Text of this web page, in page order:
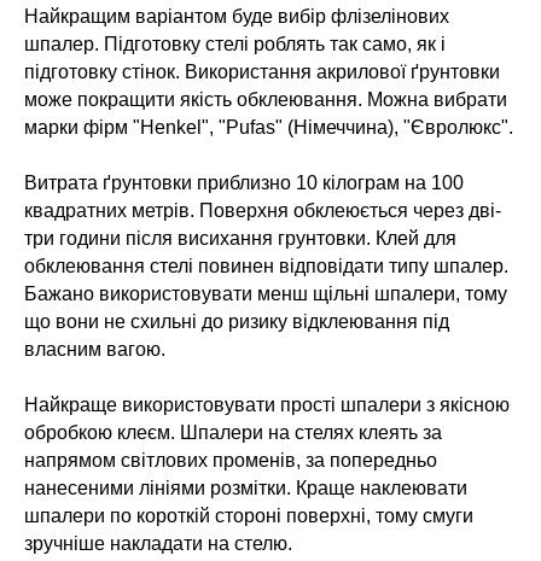
Найкращим варіантом буде вибір флізелінових
шпалер. Підготовку стелі роблять так само, як і
підготовку стінок. Використання акрилової ґрунтовки
може покращити якість обклеювання. Можна вибрати
марки фірм "Henkel", "Pufas" (Німеччина), "Євролюкс".
Витрата ґрунтовки приблизно 10 кілограм на 100
квадратних метрів. Поверхня обклеюється через дві-
три години після висихання грунтовки. Клей для
обклеювання стелі повинен відповідати типу шпалер.
Бажано використовувати менш щільні шпалери, тому
що вони не схильні до ризику відклеювання під
власним вагою.
Найкраще використовувати прості шпалери з якісною
обробкою клеєм. Шпалери на стелях клеять за
напрямом світлових променів, за попередньо
нанесеними лініями розмітки. Краще наклеювати
шпалери по короткій стороні поверхні, тому смуги
зручніше накладати на стелю.